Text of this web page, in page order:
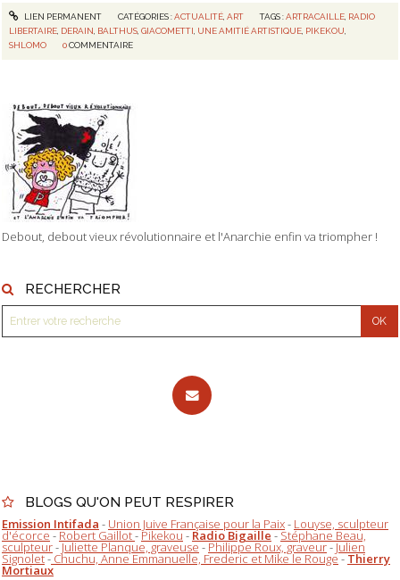
Debout, debout vieux révolutionnaire et l'Anarchie enfin va triompher !
RECHERCHER
BLOGS QU'ON PEUT RESPIRER
Emission Intifada - Union Juive Française pour la Paix- Louyse, sculpteur
d'écorce-Robert Gaillot-Pikekou-Radio Bigaille-Stéphane Beau,
sculpteur-Juliette Planque, graveuse-Philippe Roux, graveur-Julien
Signolet-Chuchu, Anne Emmanuelle, Frederic et Mike le Rouge-Thierry
Mortiaux
LIEN PERMANENT CATÉGORIES :ACTUALITÉ, ART TAGS :ARTRACAILLE RADIO
LIBERTAIRE DERAIN BALTHUS ,GIACOMETTI UNE AMITIÉ ARTISTIQUE PIKEKOU
SHLOMO
0 COMMENTAIRE